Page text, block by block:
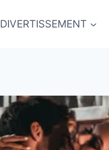
DIVERTISSEMENT